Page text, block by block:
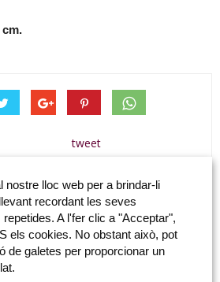
cm.
tweet
Castell
Artículo siguiente
Joan Bautista Porcar: «San
Cristòfol»
nostre lloc web per a brindar-li
recordant les seves
A l'fer clic a "Acceptar",
els cookies. No obstant això, pot
de galetes per proporcionar un